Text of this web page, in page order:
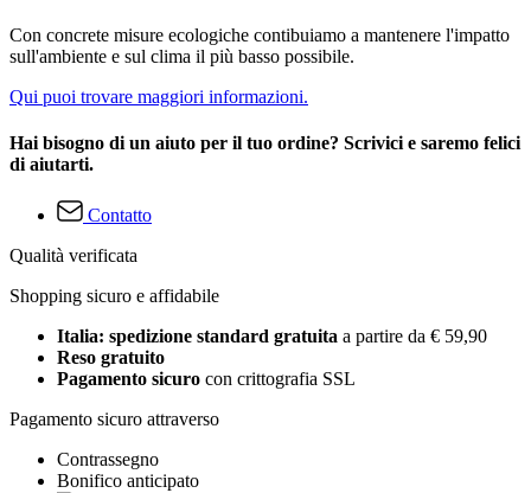
Con concrete misure ecologiche contibuiamo a mantenere l'impatto
sull'ambiente e sul clima il più basso possibile.
Qui puoi trovare maggiori informazioni.
Hai bisogno di un aiuto per il tuo ordine? Scrivici e saremo felici
di aiutarti.
Contatto
Qualità verificata
Shopping sicuro e affidabile
Italia: spedizione standard gratuita a partire da € 59,90
Reso gratuito
Pagamento sicuro con crittografia SSL
Pagamento sicuro attraverso
Contrassegno
Bonifico anticipato